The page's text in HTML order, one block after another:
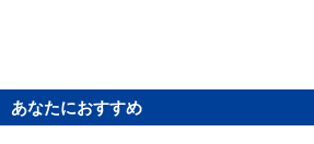
あなたにおすすめ